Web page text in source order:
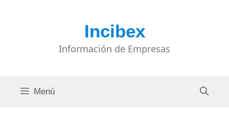
Incibex
Información de Empresas
Menú